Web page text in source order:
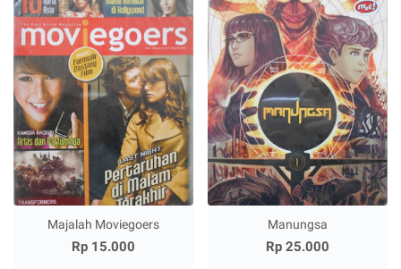
Majalah Moviegoers
Rp 15.000
Manungsa
Rp 25.000